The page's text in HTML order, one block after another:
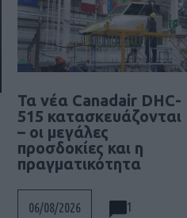
Τα νέα Canadair DHC-
515 κατασκευάζονται
– οι μεγάλες
προσδοκίες και η
πραγματικότητα
06/08/2026 1